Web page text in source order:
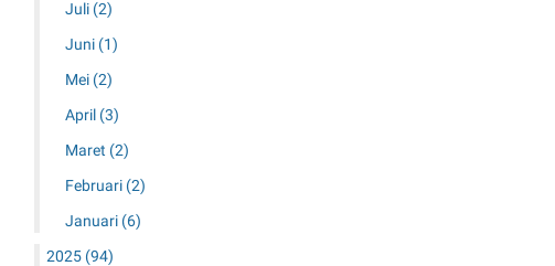
Juli (2)
Juni (1)
Mei (2)
April (3)
Maret (2)
Februari (2)
Januari (6)
2025 (94)